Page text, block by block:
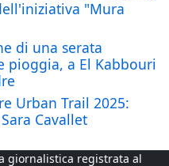
"Mura
di una serata
pioggia, a El Kabbouri
Urban Trail 2025:
Cavallet
giornalistica registrata al